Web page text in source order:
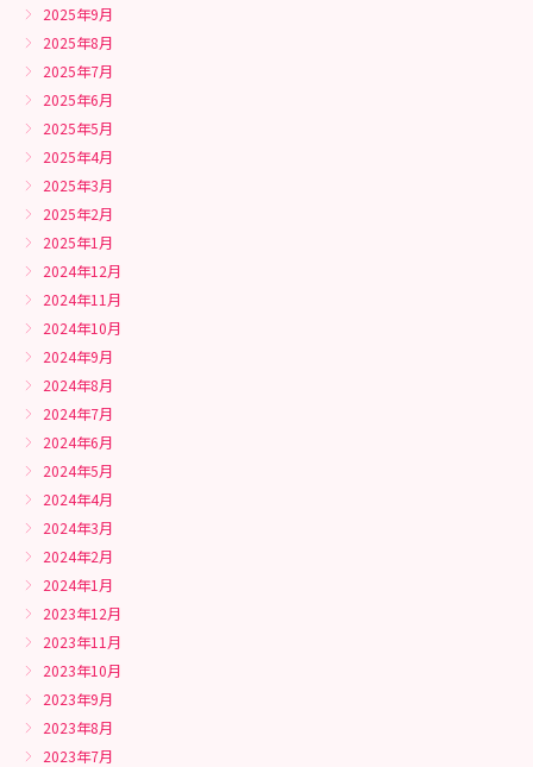
2025年9月
2025年8月
2025年7月
2025年6月
2025年5月
2025年4月
2025年3月
2025年2月
2025年1月
2024年12月
2024年11月
2024年10月
2024年9月
2024年8月
2024年7月
2024年6月
2024年5月
2024年4月
2024年3月
2024年2月
2024年1月
2023年12月
2023年11月
2023年10月
2023年9月
2023年8月
2023年7月